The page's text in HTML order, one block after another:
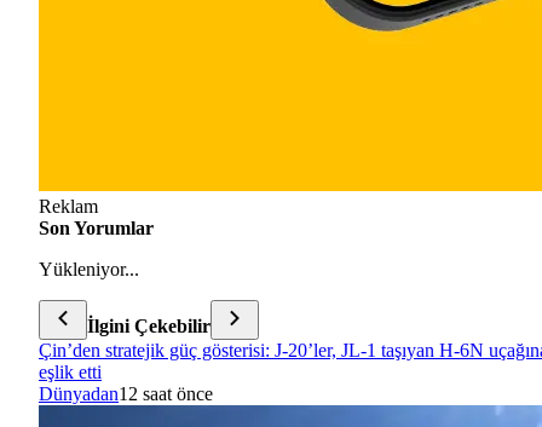
Reklam
Son Yorumlar
Yükleniyor...
İlgini Çekebilir
Çin’den stratejik güç gösterisi: J-20’ler, JL-1 taşıyan H-6N
eşlik etti
Dünyadan12 saat önce